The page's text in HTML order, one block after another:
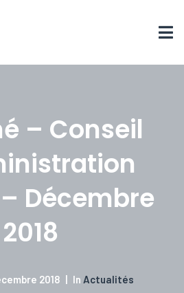
– Conseil
Décembre
2018
2018 In Actualités